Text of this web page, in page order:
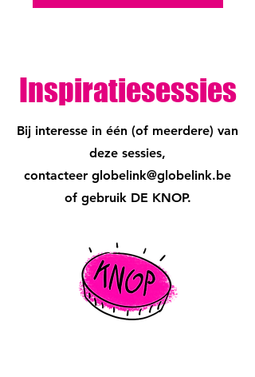
Inspiratiesessies
Bij interesse in één (of meerdere) van
deze sessies,
contacteer globelink@globelink.be
of gebruik DE KNOP.